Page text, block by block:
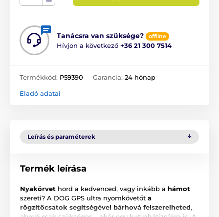
Tanácsra van szüksége? offline
Hívjon a következő +36 21 300 7514
Termékkód: P59390 Garancia: 24 hónap
Eladó adatai
Leírás és paraméterek
Termék leírása
Nyakörvet hord a kedvenced, vagy inkább a hámot
szereti? A DOG GPS ultra nyomkövetőt a
rögzítőcsatok segítségével bárhová felszerelheted,